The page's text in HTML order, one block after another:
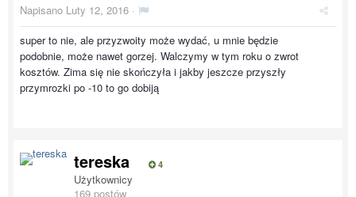
Napisano Luty 12, 2016 ·
super to nie, ale przyzwoity może wydać, u mnie będzie
podobnie, może nawet gorzej. Walczymy w tym roku o zwrot
kosztów. Zima się nie skończyła i jakby jeszcze przyszły
przymrozki po -10 to go dobiją
tereska 4
Użytkownicy
169 postów